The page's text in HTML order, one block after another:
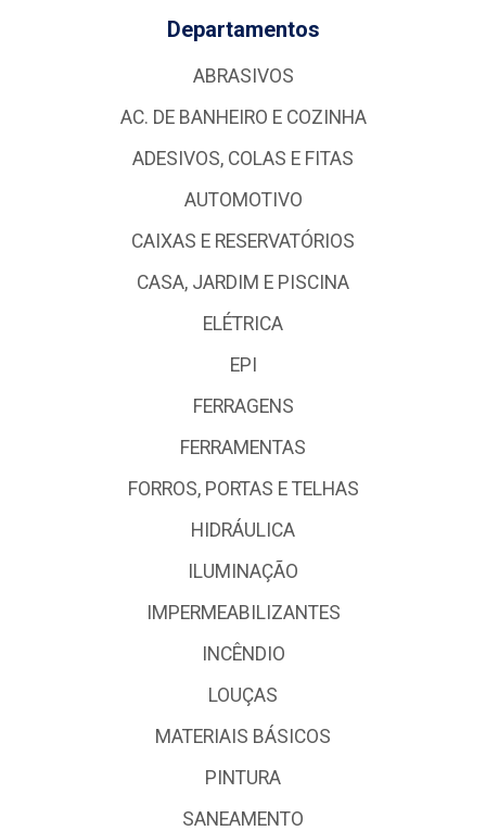
Departamentos
ABRASIVOS
AC. DE BANHEIRO E COZINHA
ADESIVOS, COLAS E FITAS
AUTOMOTIVO
CAIXAS E RESERVATÓRIOS
CASA, JARDIM E PISCINA
ELÉTRICA
EPI
FERRAGENS
FERRAMENTAS
FORROS, PORTAS E TELHAS
HIDRÁULICA
ILUMINAÇÃO
IMPERMEABILIZANTES
INCÊNDIO
LOUÇAS
MATERIAIS BÁSICOS
PINTURA
SANEAMENTO